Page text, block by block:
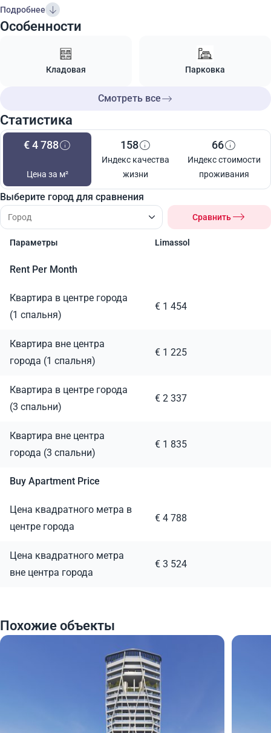
Подробнее
Особенности
Кладовая Парковка
Смотреть все
Статистика
€ 4 788
Цена за м²
158
Индекс качества
жизни
66
Индекс стоимости
проживания
Выберите город для сравнения
Сравнить
Параметры Limassol
Rent Per Month
Квартира в центре города
(1 спальня)
€ 1 454
Квартира вне центра
города (1 спальня)
€ 1 225
Квартира в центре города
(3 спальни)
€ 2 337
Квартира вне центра
города (3 спальни)
€ 1 835
Buy Apartment Price
Цена квадратного метра в
центре города
€ 4 788
Цена квадратного метра
вне центра города
€ 3 524
Похожие объекты